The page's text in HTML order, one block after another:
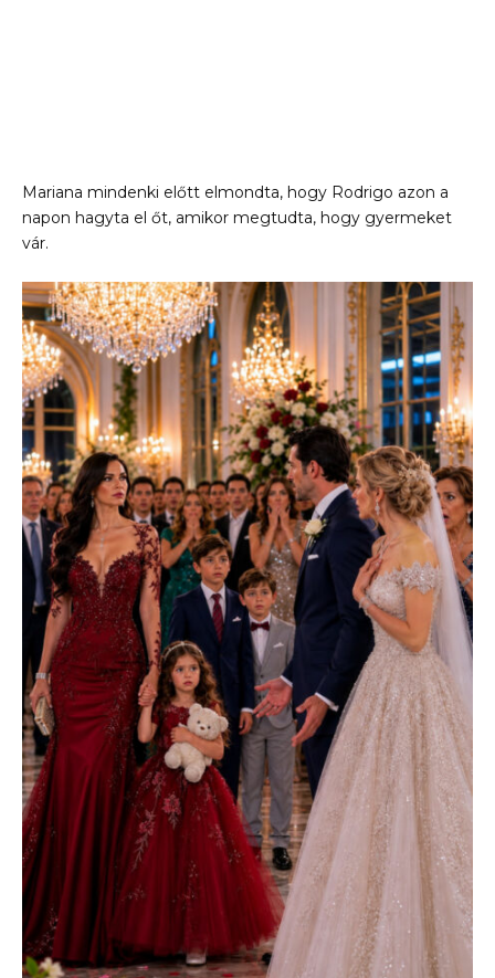
Mariana mindenki előtt elmondta, hogy Rodrigo azon a
napon hagyta el őt, amikor megtudta, hogy gyermeket
vár.